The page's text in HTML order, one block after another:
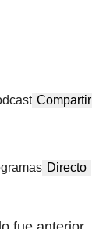
Compartir
Directo